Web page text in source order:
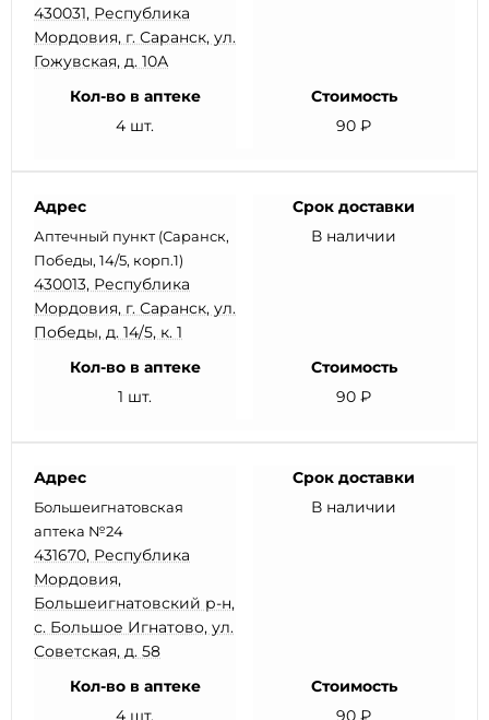
430031, Республика
Мордовия, г. Саранск, ул.
Гожувская, д. 10А
Кол-во в аптеке
4 шт.
Стоимость
90 ₽
Адрес
Аптечный пункт (Саранск,
Победы, 14/5, корп.1)
430013, Республика
Мордовия, г. Саранск, ул.
Победы, д. 14/5, к. 1
Срок доставки
В наличии
Кол-во в аптеке
1 шт.
Стоимость
90 ₽
Адрес
Большеигнатовская
аптека №24
431670, Республика
Мордовия,
Большеигнатовский р-н,
с. Большое Игнатово, ул.
Советская, д. 58
Срок доставки
В наличии
Кол-во в аптеке
4 шт.
Стоимость
90 ₽